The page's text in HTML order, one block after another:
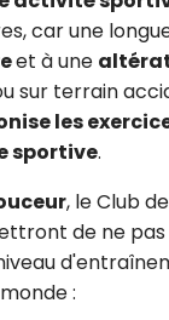
car une
et à une
sur terrain
les
sportive.
, le Club
de ne
: